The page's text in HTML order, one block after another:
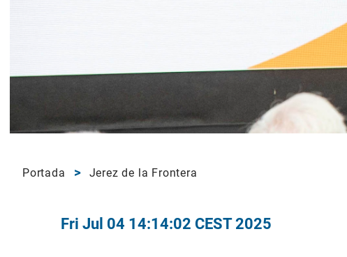
Portada Jerez de la Frontera
Fri Jul 04 14:14:02 CEST 2025